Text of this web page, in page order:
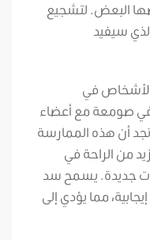
البعض. لتشجيع
سيفيد
في
في صومعة مع أعضاء
أن هذه الممارسة
من الراحة في
جديدة. يسمح سد
مما يؤدي إلى